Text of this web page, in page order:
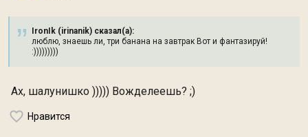
IronIk (irinanik) сказал(а):
люблю, знаешь ли, три банана на завтрак Вот и фантазируй!
:)))))))))
Ах, шалунишко ))))) Вожделеешь? ;)
Нравится